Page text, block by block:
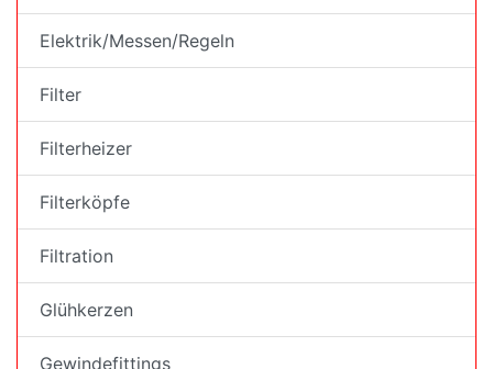
Elektrik/Messen/Regeln
Filter
Filterheizer
Filterköpfe
Filtration
Glühkerzen
Gewindefittings